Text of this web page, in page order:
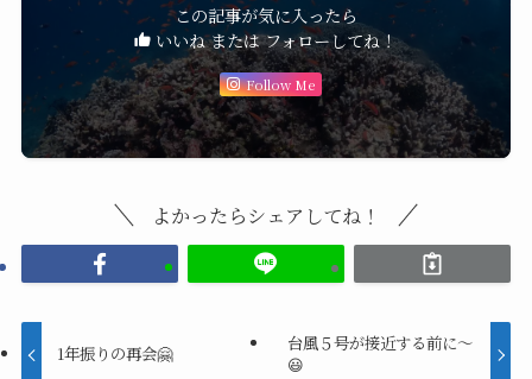
この記事が気に入ったら
いいね または フォローしてね！
Follow Me
よかったらシェアしてね！
1年振りの再会🤗
台風５号が接近する前に〜
😃